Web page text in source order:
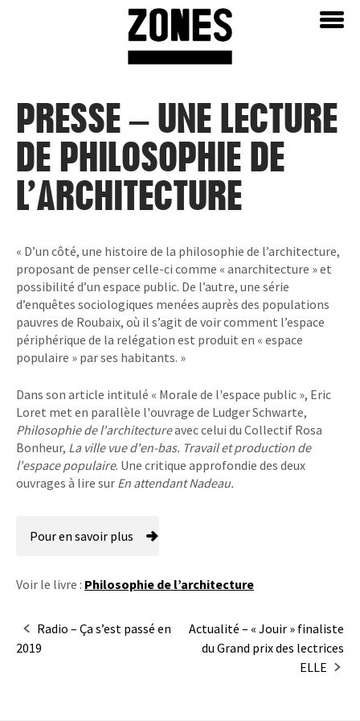
Aller
contenu
Home
PRESSE – UNE LECTURE
DE PHILOSOPHIE DE
L’ARCHITECTURE
« D’un côté, une histoire de la philosophie de l’architecture,
proposant de penser celle-ci comme « anarchitecture » et
possibilité d’un espace public. De l’autre, une série
d’enquêtes sociologiques menées auprès des populations
pauvres de Roubaix, où il s’agit de voir comment l’espace
périphérique de la relégation est produit en « espace
populaire » par ses habitants. »
Dans son article intitulé « Morale de l'espace public », Eric
Loret met en parallèle l'ouvrage de Ludger Schwarte,
Philosophie de l'architectureavec celui du Collectif Rosa
Bonheur, La ville vue d'en-bas. Travail et production de
l'espace populaire. Une critique approfondie des deux
ouvrages à lire sur En attendant Nadeau.
Pour en savoir plus
Voir le livre : Philosophie de l’architecture
Navigation
Radio – Ça s’est passé en
2019
Actualité – « Jouir » finaliste
du Grand prix des lectrices
ELLE